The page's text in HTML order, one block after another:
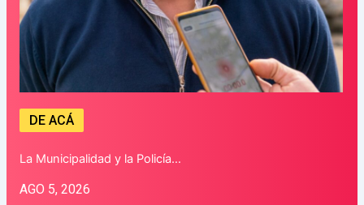
DE ACÁ
La Municipalidad y la Policía…
AGO 5, 2026